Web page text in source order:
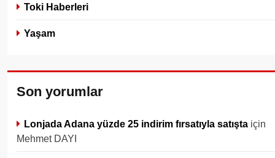
Toki Haberleri
Yaşam
Son yorumlar
Lonjada Adana yüzde 25 indirim fırsatıyla satışta için
Mehmet DAYI